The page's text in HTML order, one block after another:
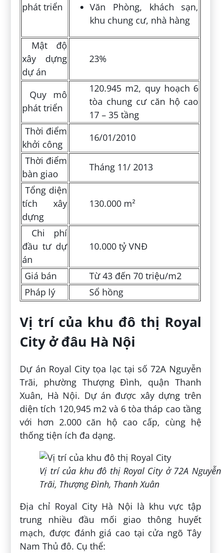
phát triển
Văn Phòng, khách sạn,
khu chung cư, nhà hàng
Mật độ
xây dựng
dự án
23%
Quy mô
phát triển
120.945 m2, quy hoạch 6
tòa chung cư căn hộ cao
17 – 35 tầng
Thời điểm
khởi công
16/01/2010
Thời điểm
bàn giao
Tháng 11/ 2013
Tổng diện
tích xây
dựng
130.000 m²
Chi phí
đầu tư dự
án
10.000 tỷ VNĐ
Giá bán
Từ 43 đến 70 triệu/m2
Pháp lý
Sổ hồng
Vị trí của khu đô thị Royal
City ở đâu Hà Nội
Dự án Royal City tọa lạc tại số 72A Nguyễn
Trãi, phường Thượng Đình, quận Thanh
Xuân, Hà Nội. Dự án được xây dựng trên
diện tích 120,945 m2 và 6 tòa tháp cao tầng
với hơn 2.000 căn hộ cao cấp, cùng hệ
thống tiện ích đa dạng.
Vị trí của khu đô thị Royal City ở 72A Nguyễn
Trãi, Thượng Đình, Thanh Xuân
Địa chỉ Royal City Hà Nội là khu vực tập
trung nhiều đầu mối giao thông huyết
mạch, được đánh giá cao tại cửa ngõ Tây
Nam Thủ đô. Cụ thể: